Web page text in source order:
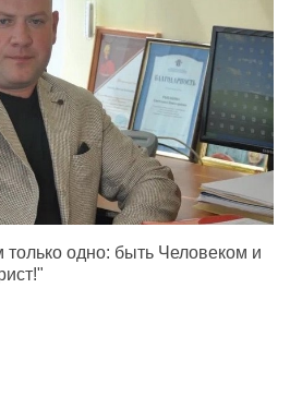
одно: быть Человеком и